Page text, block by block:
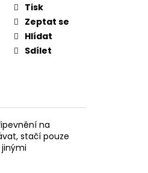
Tisk
Zeptat se
Hlídat
Sdílet
na
stačí pouze